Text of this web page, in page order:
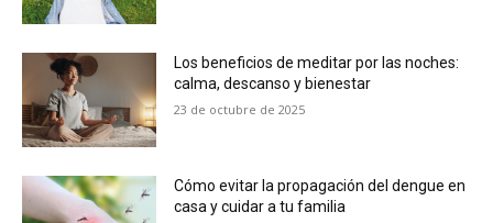
Los beneficios de meditar por las noches:
calma, descanso y bienestar
23 de octubre de 2025
Cómo evitar la propagación del dengue en
casa y cuidar a tu familia